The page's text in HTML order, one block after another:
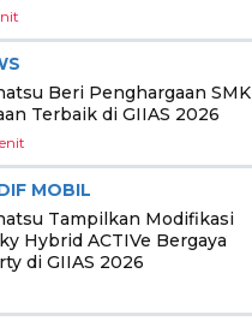
Beri Penghargaan SMK
Terbaik di GIIAS 2026
MOBIL
Tampilkan Modifikasi
Hybrid ACTIVe Bergaya
di GIIAS 2026